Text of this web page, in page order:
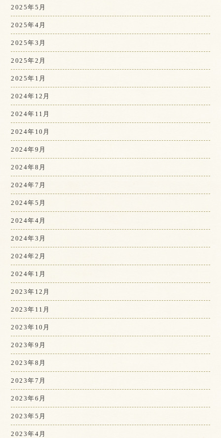
2025年5月
2025年4月
2025年3月
2025年2月
2025年1月
2024年12月
2024年11月
2024年10月
2024年9月
2024年8月
2024年7月
2024年5月
2024年4月
2024年3月
2024年2月
2024年1月
2023年12月
2023年11月
2023年10月
2023年9月
2023年8月
2023年7月
2023年6月
2023年5月
2023年4月